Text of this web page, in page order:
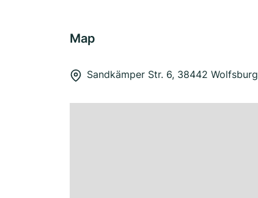
Map
Sandkämper Str. 6, 38442 Wolfsburg